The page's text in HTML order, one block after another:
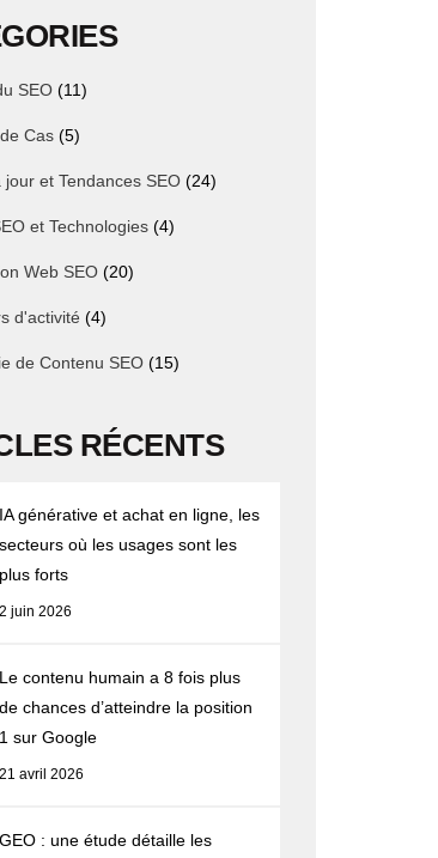
SEO (11)
Cas (5)
jour et Tendances SEO (24)
et Technologies (4)
Web SEO (20)
d'activité (4)
de Contenu SEO (15)
RÉCENTS
IA générative et achat en ligne, les
secteurs où les usages sont les
plus forts
2 juin 2026
Le contenu humain a 8 fois plus
de chances d’atteindre la position
1 sur Google
21 avril 2026
GEO : une étude détaille les